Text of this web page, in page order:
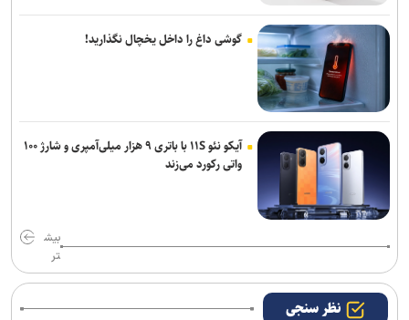
گوشی داغ را داخل یخچال نگذارید!
آیکو نئو ۱۱S با باتری ۹ هزار میلی‌آمپری و شارژ ۱۰۰
واتی رکورد می‌زند
بیش
تر
نظر سنجی